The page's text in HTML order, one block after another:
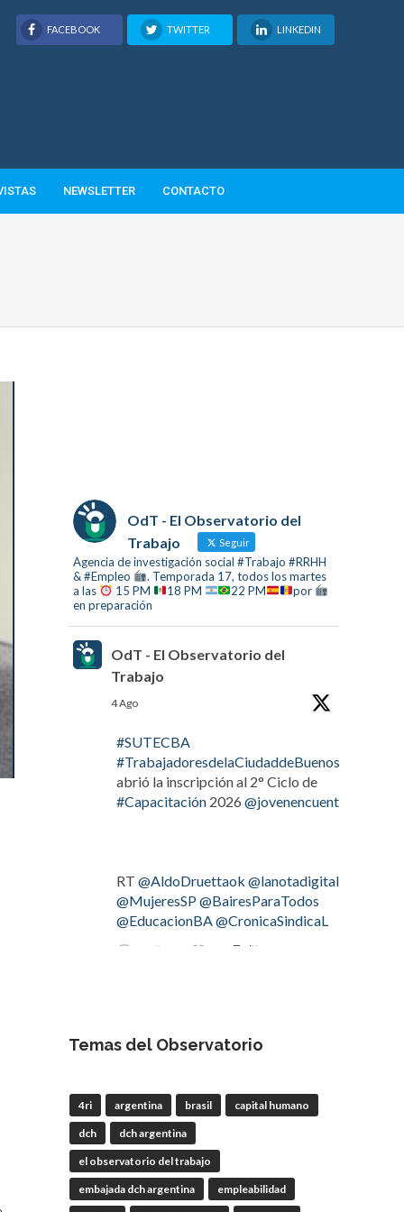
FACEBOOK TWITTER LINKEDIN
NEWSLETTER CONTACTO
OdT - El Observatorio del
Trabajo
Seguir
Agencia de investigación social #Trabajo #RRHH
& #Empleo
. Temporada 17, todos los martes
a las
15 PM 18 PM 22 PM
por
en preparación
OdT - El Observatorio del
Trabajo
4 Ago
#SUTECBA
#TrabajadoresdelaCiudaddeBuenosAires
abrió la inscripción al 2° Ciclo de
#Capacitación 2026 @jovenencuentro
RT @AldoDruettaok @lanotadigital
@MujeresSP@BairesParaTodos
@EducacionBA@CronicaSindicaL
Twitter
#LaBancariarechazó la reforma de
la Carta Orgánica del#BCRA
RT@lanotadigital@La_Bancaria
Temas del Observatorio
4ri argentina brasil capital humano
dch dch argentina
el observatorio del trabajo
embajada dch argentina empleabilidad